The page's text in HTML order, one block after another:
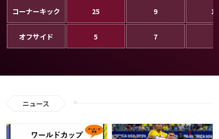
コーナーキック 25 9 11
オフサイド 5 7
ニュース